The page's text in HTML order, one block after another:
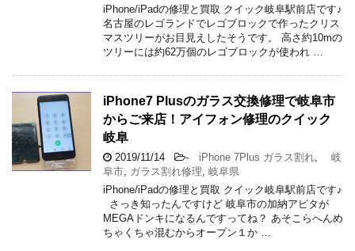
iPhone/iPadの修理と買取 クイック岐阜駅前店です♪
名古屋のレゴランドでレゴブロックで作ったクリス
マスツリーがお目見えしたそうです。 高さ約10mの
ツリーには約62万個のレゴブロックが使われ …
iPhone7 Plusのガラス交換修理で岐阜市
からご来店！アイフォン修理のクイック
岐阜
2019/11/14 - iPhone 7Plus ガラス割れ,
岐
阜市, ガラス割れ修理, 岐阜県
iPhone/iPadの修理と買取 クイック岐阜駅前店です♪
さっき知ったんですけど 岐阜市の加納アピタが
MEGAドンキになるんですってね？ あそこらへんめ
ちゃくちゃ混むからオープン１か …